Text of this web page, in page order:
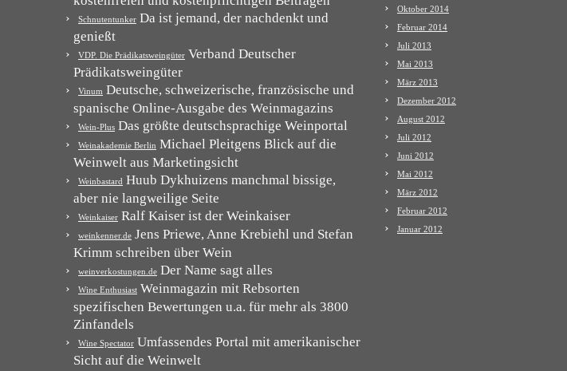
Schnutentunker Da ist jemand, der nachdenkt und
genießt
VDP. Die Prädikatsweingüter Verband Deutscher
Prädikatsweingüter
Vinum Deutsche, schweizerische, französische und
spanische Online-Ausgabe des Weinmagazins
Wein-Plus Das größte deutschsprachige Weinportal
Weinakademie Berlin Michael Pleitgens Blick auf die
Weinwelt aus Marketingsicht
Weinbastard Huub Dykhuizens manchmal bissige,
aber nie langweilige Seite
Weinkaiser Ralf Kaiser ist der Weinkaiser
weinkenner.de Jens Priewe, Anne Krebiehl und Stefan
Krimm schreiben über Wein
weinverkostungen.de Der Name sagt alles
Wine Enthusiast Weinmagazin mit Rebsorten
spezifischen Bewertungen u.a. für mehr als 3800
Zinfandels
Wine Spectator Umfassendes Portal mit amerikanischer
Sicht auf die Weinwelt
Oktober 2014
Februar 2014
Juli 2013
Mai 2013
März 2013
Dezember 2012
August 2012
Juli 2012
Juni 2012
Mai 2012
März 2012
Februar 2012
Januar 2012